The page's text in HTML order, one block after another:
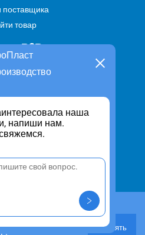
наша
напиши нам.
согласие на
cookies.
отказаться от
Принять
поставщика
товар
В2В
услугу
свою услугу
услуги